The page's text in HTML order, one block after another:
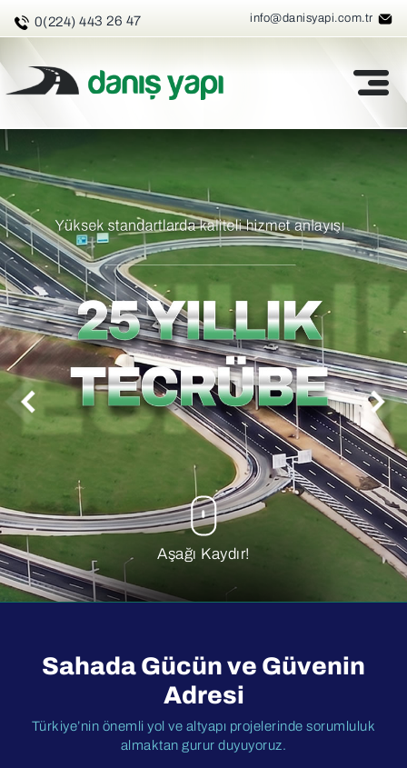
0(224) 443 26 47
DANIS
info@danisyapi.com.tr
Aşağı Kaydır!
Sahada Gücün ve Güvenin
Adresi
Türkiye’nin önemli yol ve altyapı projelerinde sorumluluk
almaktan gurur duyuyoruz.